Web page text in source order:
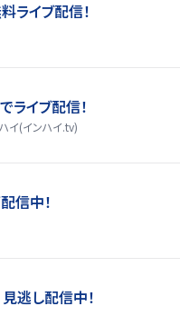
ライブ配信！
イブ配信！
イ(インハイ.tv)
信中！
逃し配信中！